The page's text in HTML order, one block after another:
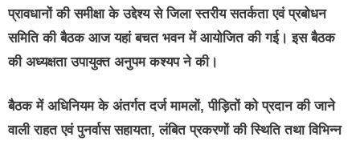
प्रावधानों की समीक्षा के उद्देश्य से जिला स्तरीय सतर्कता एवं प्रबोधन
समिति की बैठक आज यहां बचत भवन में आयोजित की गई। इस बैठक
की अध्यक्षता उपायुक्त अनुपम कश्यप ने की।
बैठक में अधिनियम के अंतर्गत दर्ज मामलों, पीड़ितों को प्रदान की जाने
वाली राहत एवं पुनर्वास सहायता, लंबित प्रकरणों की स्थिति तथा विभिन्न